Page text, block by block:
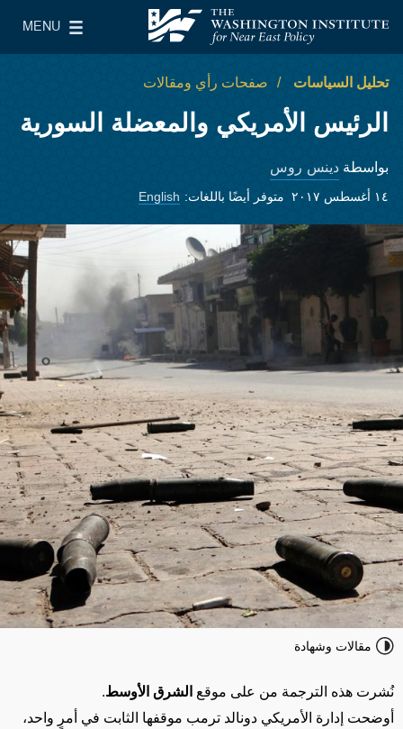
معهد واشنطن لسياسات الشرق الأدنى
MENU
Main Menu
تحليل السياسات صفحات رأي ومقالات
الرئيس الأمريكي والمعضلة السورية
بواسطة دينس روس
١٤ أغسطس ٢٠١٧ متوفر أيضًا باللغات: English
مقالات وشهادة
نُشرت هذه الترجمة من على موقع الشرق الأوسط.
أوضحت إدارة الأمريكي دونالد ترمب موقفها الثابت في أمرٍ واحد،